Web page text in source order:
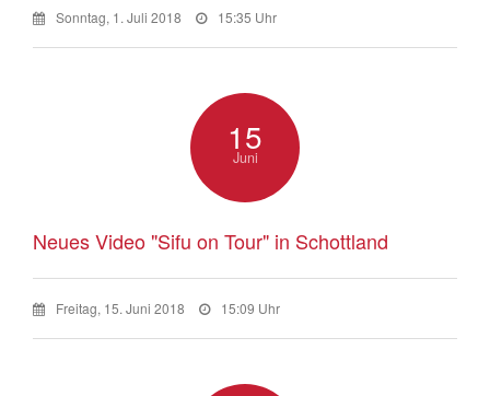
Sonntag, 1. Juli 2018 15:35 Uhr
15
Juni
Neues Video "Sifu on Tour" in Schottland
Freitag, 15. Juni 2018 15:09 Uhr